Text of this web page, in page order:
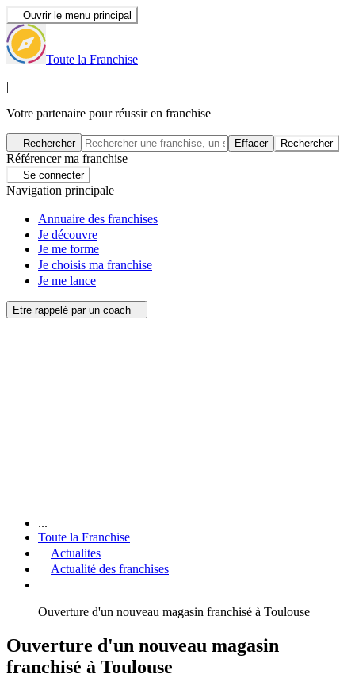
Ouvrir le menu principal
Toute la Franchise
|
Votre partenaire pour réussir en franchise
Rechercher Effacer Rechercher
Référencer ma franchise
Se connecter
Navigation principale
Annuaire des franchises
Je découvre
Je me forme
Je choisis ma franchise
Je me lance
Etre rappelé par un coach
...
Toute la Franchise
Actualites
Actualité des franchises
Ouverture d'un nouveau magasin franchisé à Toulouse
Ouverture d'un nouveau magasin
franchisé à Toulouse